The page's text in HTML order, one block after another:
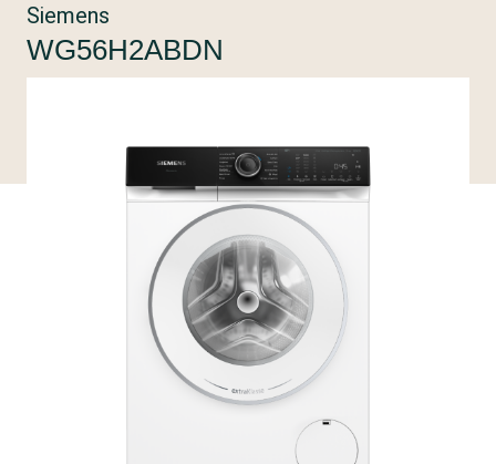
Siemens
WG56H2ABDN